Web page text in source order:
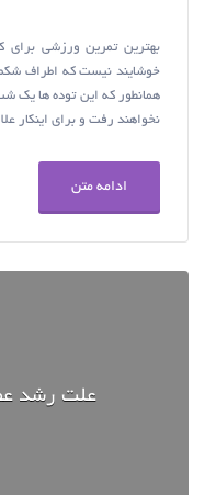
بهترین تمرین ورزشی
خوشایند نیست که اطراف
همانطور که این توده ها یک
نخواهند رفت و برای اینکار
ادامه متن
علت رشد